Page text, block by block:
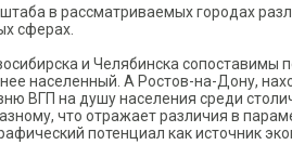
в рассматриваемых городах
сферах.
и Челябинска сопоставимы
населенный. А Ростов-на-Дону,
ВГП на душу населения среди
что отражает различия в
потенциал как источник